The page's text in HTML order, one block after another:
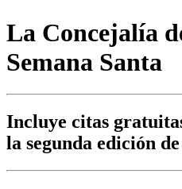
La Concejalía
Semana Santa
Incluye citas
la segunda edición